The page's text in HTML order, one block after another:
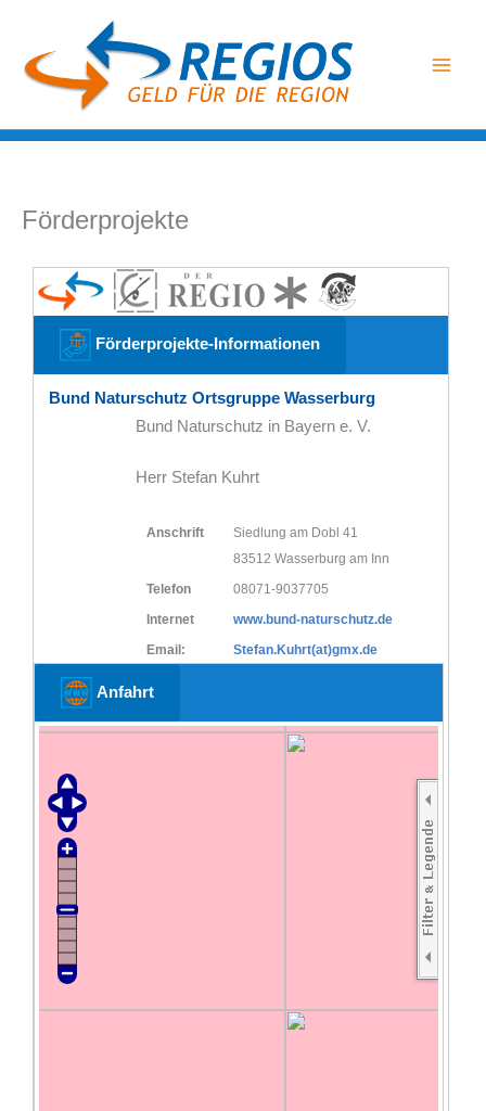
springen
Förderprojekte
Förderprojekte-Informationen
Bund Naturschutz Ortsgruppe Wasserburg
Bund Naturschutz in Bayern e. V.
Herr Stefan Kuhrt
Anschrift
Siedlung am Dobl 41
83512 Wasserburg am Inn
Telefon
08071-9037705
Internet
www.bund-naturschutz.de
Email:
Stefan.Kuhrt(at)gmx.de
Anfahrt